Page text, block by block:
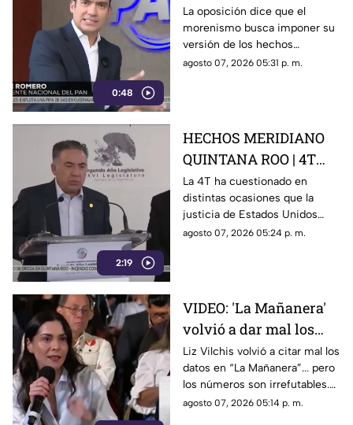
0:48
Oposición señala que el
morenismo quiere
imponer su versión de
los hechos usando la
La oposición dice que el
morenismo busca imponer su
versión de los hechos
mediante la censura, callar los
agosto 07, 2026 05:31 p. m.
2:19
HECHOS MERIDIANO
QUINTANA ROO | 4T
sigue cuestionando los
señalamientos de
E.E.U.U contra
narc0polít1c0s como
La 4T ha cuestionado en
distintas ocasiones que la
justicia de Estados Unidos
proceda contra presuntos
Rocha Moya, Enrique Inzunza y
otros funcionarios morenistas.
agosto 07, 2026 05:24 p. m.
VIDEO: 'La Mañanera'
volvió a dar mal los
datos: TV Azteca es el
medio tradicional con
mayor alcance y
credibilidad de México
Liz Vilchis volvió a citar mal los
datos en “La Mañanera”... pero
los números son irrefutables.
El estudio internacional de
agosto 07, 2026 05:14 p. m.